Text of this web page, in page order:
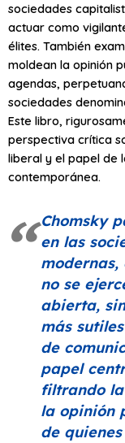
sociedades
actuar como
élites. También
moldean la opinión
agendas,
sociedades
Este libro,
perspectiva crítica
liberal y el papel de
contemporánea.
Chomsky
en las
no se
abierta,
más
de
papel
filtrando
la opinión
de